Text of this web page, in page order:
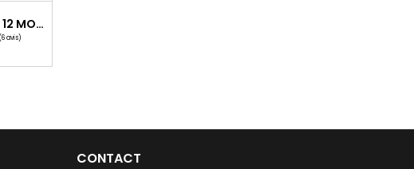
ABONNEMENT 12 MOIS ORCA
CONTACT